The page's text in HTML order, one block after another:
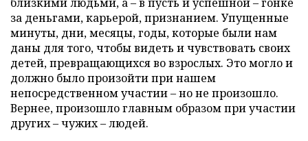
за деньгами, карьерой, признанием. Упущенные
минуты, дни, месяцы, годы, которые были нам
даны для того, чтобы видеть и чувствовать своих
детей, превращающихся во взрослых. Это могло и
должно было произойти при нашем
непосредственном участии – но не произошло.
Вернее, произошло главным образом при участии
других – чужих – людей.